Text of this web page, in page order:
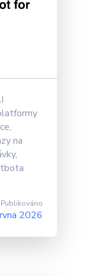
na
Publikováno
2026